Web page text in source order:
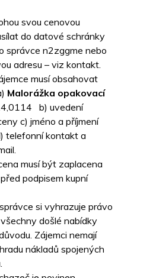
svou cenovou
do datové schránky
správce n2zggme nebo
adresu – viz kontakt.
musí obsahovat
Malorážka opakovací
b) uvedení
c) jméno a příjmení
telefonní kontakt a
musí být zaplacena
podpisem kupní
si vyhrazuje právo
došlé nabídky
Zájemci nemají
nákladů spojených